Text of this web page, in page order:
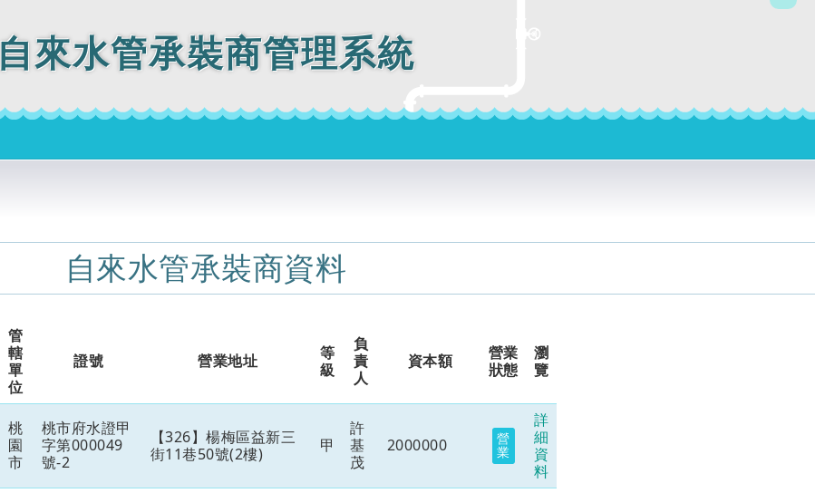
自來水管承裝商管理系統
自來水管承裝商資料
管
轄
單
位
證號 營業地址
等
級
負
責
人
資本額
營業
狀態
瀏
覽
桃
園
市
桃市府水證甲
字第000049
號-2
【326】楊梅區益新三
街11巷50號(2樓)
甲
許
基
茂
2000000 營
業
詳
細
資
料